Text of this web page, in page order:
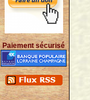
Paiement sécurisé